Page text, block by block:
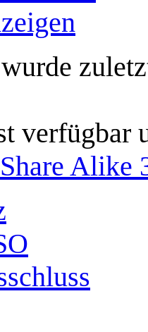
verfügbar
Alike